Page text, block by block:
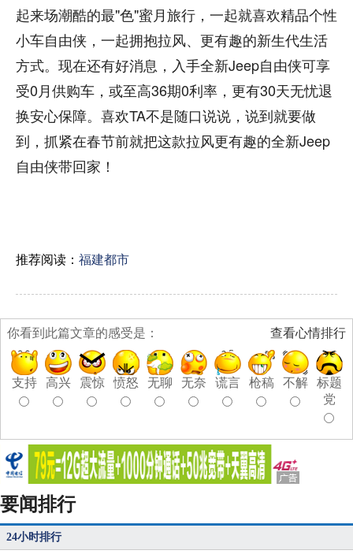
起来场潮酷的最"色"蜜月旅行，一起就喜欢精品个性
小车自由侠，一起拥抱拉风、更有趣的新生代生活
方式。现在还有好消息，入手全新Jeep自由侠可享
受0月供购车，或至高36期0利率，更有30天无忧退
换安心保障。喜欢TA不是随口说说，说到就要做
到，抓紧在春节前就把这款拉风更有趣的全新Jeep
自由侠带回家！
推荐阅读： 福建都市
查看心情排行
你看到此篇文章的感受是：
支持 高兴 震惊 愤怒 无聊 无奈 谎言 枪稿 不解
标题
党
要闻排行
24小时排行